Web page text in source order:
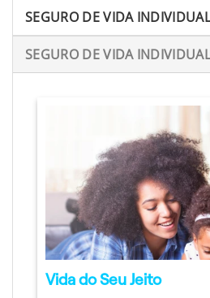
SEGURO DE VIDA
SEGURO DE VIDA
Vida do Seu Jeito